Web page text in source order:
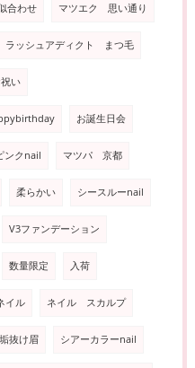
合わせ マツエク 思い通り
ラッシュアディクト まつ毛
い
お誕生日会
ンクnail マツパ 京都
柔らかい シースルーnail
V3ファンデーション
数量限定 入荷
イル ネイル スカルプ
垢抜け眉 シアーカラーnail